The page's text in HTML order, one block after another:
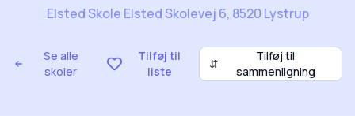
Se alle
skoler
Tilføj til
liste
⇵
Tilføj til
sammenligning
Elsted Skole Elsted Skolevej 6, 8520 Lystrup